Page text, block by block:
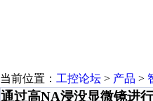
当前位置： 工控论坛 > 产品 >
通过高NA浸没显微镜进